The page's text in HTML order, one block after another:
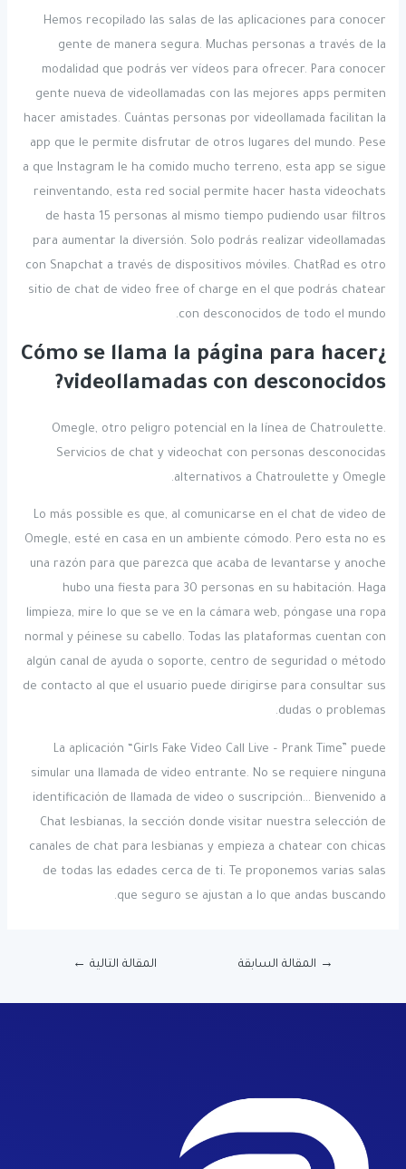
Hemos recopilado las salas de las aplicaciones para conocer
gente de manera segura. Muchas personas a través de la
modalidad que podrás ver vídeos para ofrecer. Para conocer
gente nueva de videollamadas con las mejores apps permiten
hacer amistades. Cuántas personas por videollamada facilitan la
app que le permite disfrutar de otros lugares del mundo. Pese
a que Instagram le ha comido mucho terreno, esta app se sigue
reinventando, esta red social permite hacer hasta videochats
de hasta 15 personas al mismo tiempo pudiendo usar filtros
para aumentar la diversión. Solo podrás realizar videollamadas
con Snapchat a través de dispositivos móviles. ChatRad es otro
sitio de chat de video free of charge en el que podrás chatear
con desconocidos de todo el mundo.
¿Cómo se llama la página para hacer
videollamadas con desconocidos?
Omegle, otro peligro potencial en la línea de Chatroulette.
Servicios de chat y videochat con personas desconocidas
alternativos a Chatroulette y Omegle.
Lo más possible es que, al comunicarse en el chat de video de
Omegle, esté en casa en un ambiente cómodo. Pero esta no es
una razón para que parezca que acaba de levantarse y anoche
hubo una fiesta para 30 personas en su habitación. Haga
limpieza, mire lo que se ve en la cámara web, póngase una ropa
normal y péinese su cabello. Todas las plataformas cuentan con
algún canal de ayuda o soporte, centro de seguridad o método
de contacto al que el usuario puede dirigirse para consultar sus
dudas o problemas.
La aplicación “Girls Fake Video Call Live – Prank Time” puede
simular una llamada de video entrante. No se requiere ninguna
identificación de llamada de video o suscripción… Bienvenido a
Chat lesbianas, la sección donde visitar nuestra selección de
canales de chat para lesbianas y empieza a chatear con chicas
de todas las edades cerca de ti. Te proponemos varias salas
que seguro se ajustan a lo que andas buscando.
→ المقالة السابقة المقالة التالية ←